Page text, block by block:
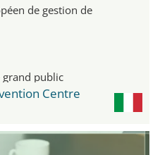
de gestion de
public
Centre